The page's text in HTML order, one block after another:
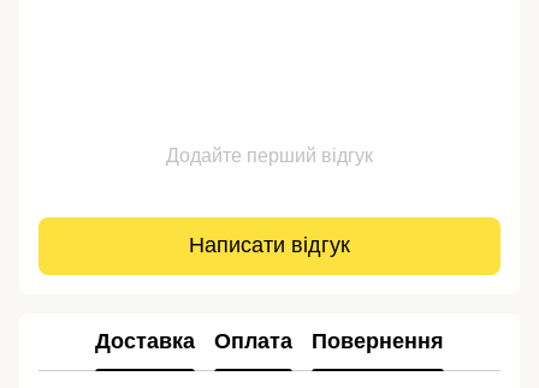
Додайте перший відгук
Написати відгук
Доставка Оплата Повернення